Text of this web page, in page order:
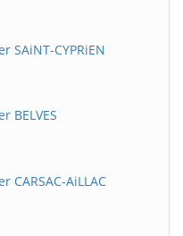
CYPRiEN
BELVES
AiLLAC